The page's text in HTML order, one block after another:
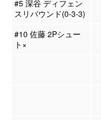
#5 深谷 ディフェン
スリバウンド(0-3-3)
#10 佐藤 2Pシュー
ト×